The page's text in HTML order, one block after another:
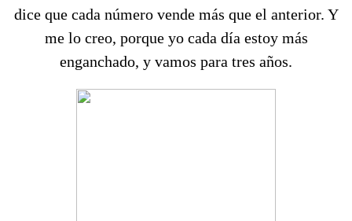
dice que cada número vende más que el anterior. Y
me lo creo, porque yo cada día estoy más
enganchado, y vamos para tres años.